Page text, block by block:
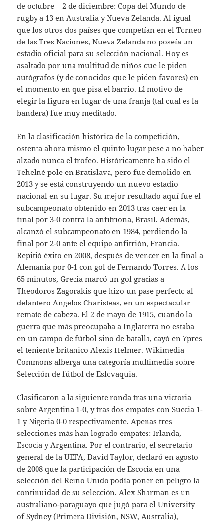
de octubre – 2 de diciembre: Copa del Mundo de
rugby a 13 en Australia y Nueva Zelanda. Al igual
que los otros dos países que competían en el Torneo
de las Tres Naciones, Nueva Zelanda no poseía un
estadio oficial para su selección nacional. Hoy es
asaltado por una multitud de niños que le piden
autógrafos (y de conocidos que le piden favores) en
el momento en que pisa el barrio. El motivo de
elegir la figura en lugar de una franja (tal cual es la
bandera) fue muy meditado.
En la clasificación histórica de la competición,
ostenta ahora mismo el quinto lugar pese a no haber
alzado nunca el trofeo. Históricamente ha sido el
Tehelné pole en Bratislava, pero fue demolido en
2013 y se está construyendo un nuevo estadio
nacional en su lugar. Su mejor resultado aquí fue el
subcampeonato obtenido en 2013 tras caer en la
final por 3-0 contra la anfitriona, Brasil. Además,
alcanzó el subcampeonato en 1984, perdiendo la
final por 2-0 ante el equipo anfitrión, Francia.
Repitió éxito en 2008, después de vencer en la final a
Alemania por 0-1 con gol de Fernando Torres. A los
65 minutos, Grecia marcó un gol gracias a
Theodoros Zagorakis que hizo un pase perfecto al
delantero Angelos Charisteas, en un espectacular
remate de cabeza. El 2 de mayo de 1915, cuando la
guerra que más preocupaba a Inglaterra no estaba
en un campo de fútbol sino de batalla, cayó en Ypres
el teniente británico Alexis Helmer. Wikimedia
Commons alberga una categoría multimedia sobre
Selección de fútbol de Eslovaquia.
Clasificaron a la siguiente ronda tras una victoria
sobre Argentina 1-0, y tras dos empates con Suecia 1-
1 y Nigeria 0-0 respectivamente. Apenas tres
selecciones más han logrado empates: Irlanda,
Escocia y Argentina. Por el contrario, el secretario
general de la UEFA, David Taylor, declaró en agosto
de 2008 que la participación de Escocia en una
selección del Reino Unido podía poner en peligro la
continuidad de su selección. Alex Sharman es un
australiano-paraguayo que jugó para el University
of Sydney (Primera División, NSW, Australia),